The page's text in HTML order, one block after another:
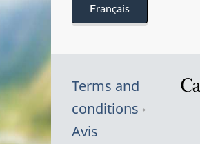
Français
Terms and
conditions
Avis